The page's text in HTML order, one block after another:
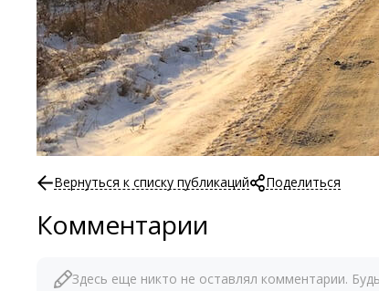
Вернуться к списку публикаций Поделиться
Комментарии
Здесь еще никто не оставлял комментарии.